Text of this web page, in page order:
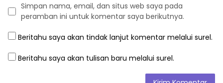
Simpan nama, email, dan situs web saya pada
peramban ini untuk komentar saya berikutnya.
Beritahu saya akan tindak lanjut komentar melalui surel.
Beritahu saya akan tulisan baru melalui surel.